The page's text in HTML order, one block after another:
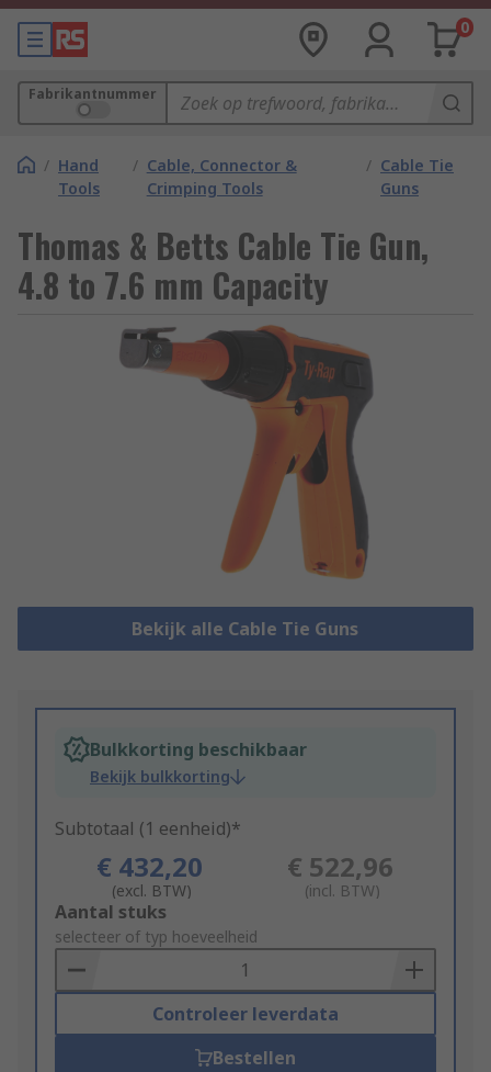
0
Fabrikantnummer
/ Hand
Tools
/ Cable, Connector &
Crimping Tools
/ Cable Tie
Guns
Thomas & Betts Cable Tie Gun,
4.8 to 7.6 mm Capacity
Bekijk alle Cable Tie Guns
Bulkkorting beschikbaar
Bekijk bulkkorting
Subtotaal (1 eenheid)*
€ 432,20
(excl. BTW)
€ 522,96
(incl. BTW)
Add
to
Basket
Aantal stuks
selecteer of typ hoeveelheid
Controleer leverdata
Bestellen